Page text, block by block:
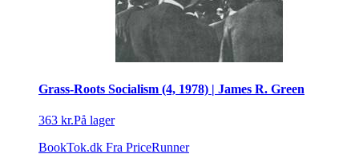
Grass-Roots Socialism (4, 1978) | James R. Green
363 kr.På lager
BookTok.dk Fra PriceRunner